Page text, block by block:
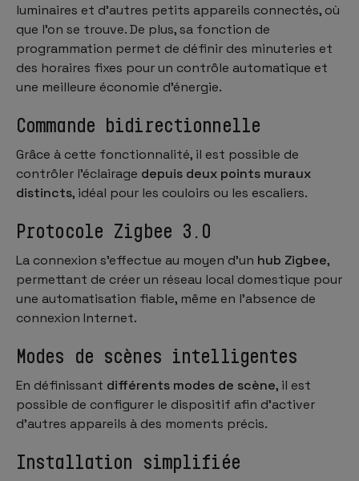
luminaires et d’autres petits appareils connectés, où
que l’on se trouve. De plus, sa fonction de
programmation permet de définir des minuteries et
des horaires fixes pour un contrôle automatique et
une meilleure économie d’énergie.
Commande bidirectionnelle
Grâce à cette fonctionnalité, il est possible de
contrôler l’éclairage depuis deux points muraux
distincts, idéal pour les couloirs ou les escaliers.
Protocole Zigbee 3.0
La connexion s’effectue au moyen d’un hub Zigbee,
permettant de créer un réseau local domestique pour
une automatisation fiable, même en l’absence de
connexion Internet.
Modes de scènes intelligentes
En définissant différents modes de scène, il est
possible de configurer le dispositif afin d’activer
d’autres appareils à des moments précis.
Installation simplifiée